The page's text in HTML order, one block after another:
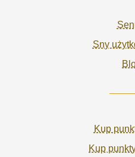
Sny
Kup
Kup